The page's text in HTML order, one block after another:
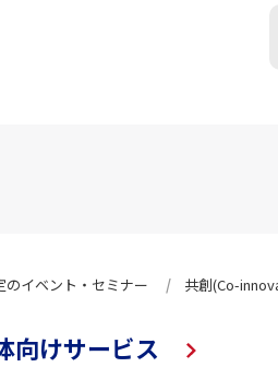
のイベント・セミナー 共創(Co-
向けサービス